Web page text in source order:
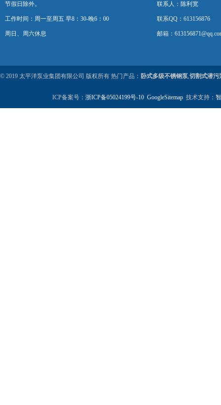
节假日除外。
工作时间：周一至周五 早8：30-晚6：00
周日、周六休息
联系人：陈利宽
联系QQ：613156876
邮箱：
© 2019 太平洋泵业集团有限公司 版权所有 热门产品： 卧式多级不锈钢泵,切割式潜污
ICP备案号： 浙ICP备05024199号-10 GoogleSitemap 技术支持：